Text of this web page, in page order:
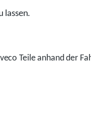
lassen.
Teile anhand der